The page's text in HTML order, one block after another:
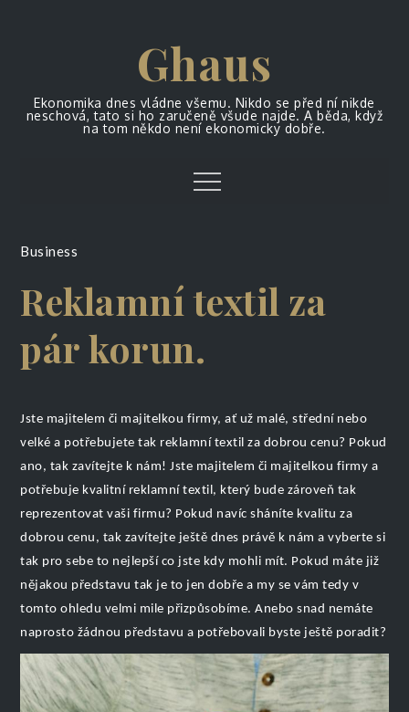
Ghaus
Ekonomika dnes vládne všemu. Nikdo se před ní nikde
neschová, tato si ho zaručeně všude najde. A běda, když
na tom někdo není ekonomicky dobře.
Menu
Business
Reklamní textil za
pár korun.
Jste majitelem či majitelkou firmy, ať už malé, střední nebo
velké a potřebujete tak reklamní textil za dobrou cenu? Pokud
ano, tak zavítejte k nám! Jste majitelem či majitelkou firmy a
potřebuje kvalitní reklamní textil, který bude zároveň tak
reprezentovat vaši firmu? Pokud navíc sháníte kvalitu za
dobrou cenu, tak zavítejte ještě dnes právě k nám a vyberte si
tak pro sebe to nejlepší co jste kdy mohli mít. Pokud máte již
nějakou představu tak je to jen dobře a my se vám tedy v
tomto ohledu velmi mile přizpůsobíme. Anebo snad nemáte
naprosto žádnou představu a potřebovali byste ještě poradit?